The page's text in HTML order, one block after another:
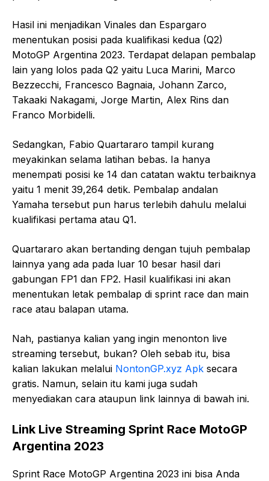
Hasil ini menjadikan Vinales dan Espargaro
menentukan posisi pada kualifikasi kedua (Q2)
MotoGP Argentina 2023. Terdapat delapan pembalap
lain yang lolos pada Q2 yaitu Luca Marini, Marco
Bezzecchi, Francesco Bagnaia, Johann Zarco,
Takaaki Nakagami, Jorge Martin, Alex Rins dan
Franco Morbidelli.
Sedangkan, Fabio Quartararo tampil kurang
meyakinkan selama latihan bebas. Ia hanya
menempati posisi ke 14 dan catatan waktu terbaiknya
yaitu 1 menit 39,264 detik. Pembalap andalan
Yamaha tersebut pun harus terlebih dahulu melalui
kualifikasi pertama atau Q1.
Quartararo akan bertanding dengan tujuh pembalap
lainnya yang ada pada luar 10 besar hasil dari
gabungan FP1 dan FP2. Hasil kualifikasi ini akan
menentukan letak pembalap di sprint race dan main
race atau balapan utama.
Nah, pastianya kalian yang ingin menonton live
streaming tersebut, bukan? Oleh sebab itu, bisa
kalian lakukan melalui NontonGP.xyz Apk secara
gratis. Namun, selain itu kami juga sudah
menyediakan cara ataupun link lainnya di bawah ini.
Link Live Streaming Sprint Race MotoGP
Argentina 2023
Sprint Race MotoGP Argentina 2023 ini bisa Anda